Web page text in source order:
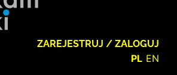
ZAREJESTRUJ / ZALOGUJ
PL EN